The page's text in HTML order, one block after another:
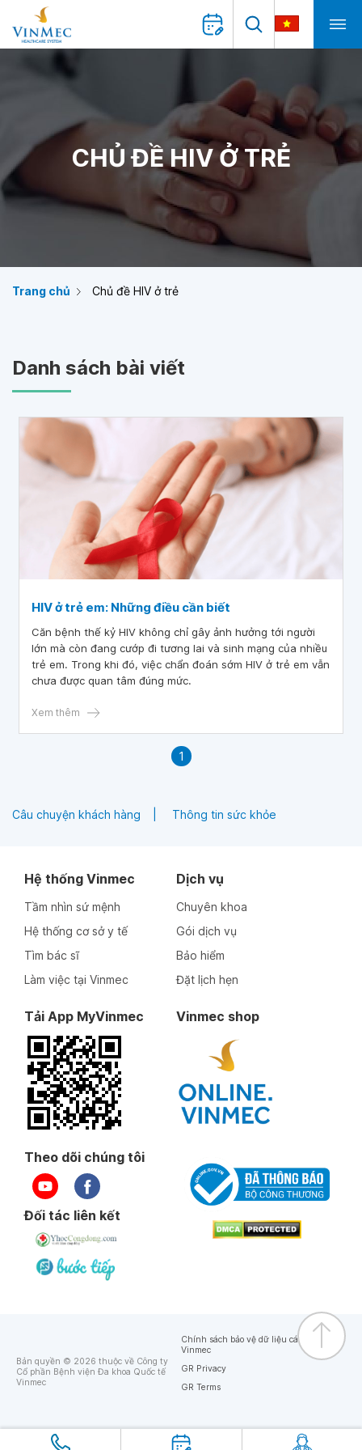
CHỦ ĐỀ HIV Ở TRẺ
Trang chủ Chủ đề HIV ở trẻ
Danh sách bài viết
HIV ở trẻ em: Những điều cần biết
Căn bệnh thế kỷ HIV không chỉ gây ảnh hưởng tới người
lớn mà còn đang cướp đi tương lai và sinh mạng của nhiều
trẻ em. Trong khi đó, việc chẩn đoán sớm HIV ở trẻ em vẫn
chưa được quan tâm đúng mức.
Xem thêm
1
Câu chuyện khách hàng Thông tin sức khỏe
Hệ thống Vinmec
Tầm nhìn sứ mệnh
Hệ thống cơ sở y tế
Tìm bác sĩ
Làm việc tại Vinmec
Dịch vụ
Chuyên khoa
Gói dịch vụ
Bảo hiểm
Đặt lịch hẹn
Tải App MyVinmec Vinmec shop
Theo dõi chúng tôi
Đối tác liên kết
Bản quyền © 2026 thuộc về Công ty
Cổ phần Bệnh viện Đa khoa Quốc tế
Vinmec
Chính sách bảo vệ dữ liệu cá nhân của
Vinmec
GR Privacy
GR Terms